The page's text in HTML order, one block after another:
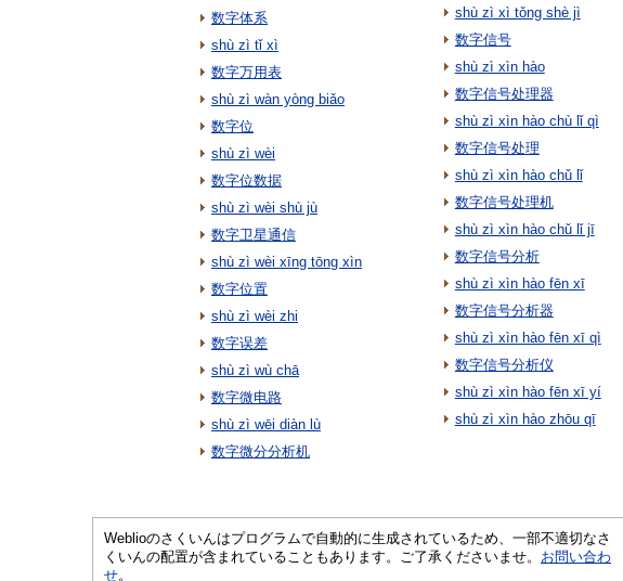
数字体系
shù zì tǐ xì
数字万用表
shù zì wàn yòng biǎo
数字位
shù zì wèi
数字位数据
shù zì wèi shù jù
数字卫星通信
shù zì wèi xīng tōng xìn
数字位置
shù zì wèi zhi
数字误差
shù zì wù chā
数字微电路
shù zì wēi diàn lù
数字微分分析机
shù zì xì tǒng shè jì
数字信号
shù zì xìn hào
数字信号处理器
shù zì xìn hào chù lǐ qì
数字信号处理
shù zì xìn hào chǔ lǐ
数字信号处理机
shù zì xìn hào chǔ lǐ jī
数字信号分析
shù zì xìn hào fēn xī
数字信号分析器
shù zì xìn hào fēn xī qì
数字信号分析仪
shù zì xìn hào fēn xī yí
shù zì xìn hào zhōu qī
Weblioのさくいんはプログラムで自動的に生成されているため、一部不適切なさ
くいんの配置が含まれていることもあります。ご了承くださいませ。 お問い合わ
せ。